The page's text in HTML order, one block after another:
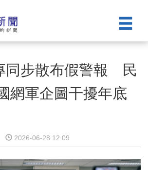
同步散布假警報 民
網軍企圖干擾年底
2026-06-28 12:09